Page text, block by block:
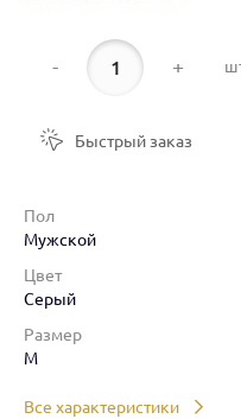
- +
Быстрый заказ
Пол
Мужской
Цвет
Серый
Размер
M
Все характеристики